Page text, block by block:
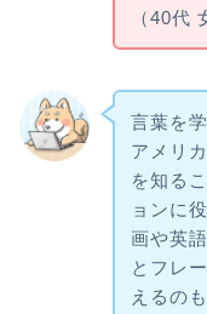
（40代
言葉を
アメリ
を知る
ョンに
画や英
とフレ
えるの